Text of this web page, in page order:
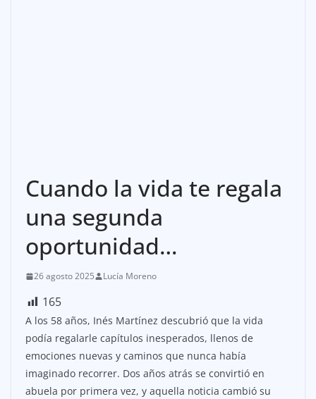
Cuando la vida te regala
una segunda
oportunidad…
26 agosto 2025 Lucía Moreno
165
A los 58 años, Inés Martínez descubrió que la vida
podía regalarle capítulos inesperados, llenos de
emociones nuevas y caminos que nunca había
imaginado recorrer. Dos años atrás se convirtió en
abuela por primera vez, y aquella noticia cambió su